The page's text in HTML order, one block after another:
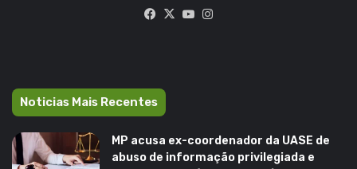
Facebook
X YouTube
Noticias Mais Recentes
MP acusa ex-coordenador da UASE de
abuso de informação privilegiada e